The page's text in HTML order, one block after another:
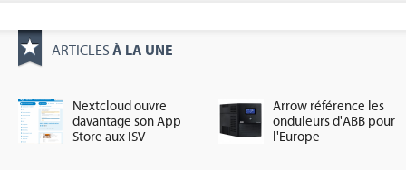
ARTICLES À LA UNE
Nextcloud ouvre
davantage son App
Store aux ISV
Arrow référence les
onduleurs d'ABB pour
l'Europe